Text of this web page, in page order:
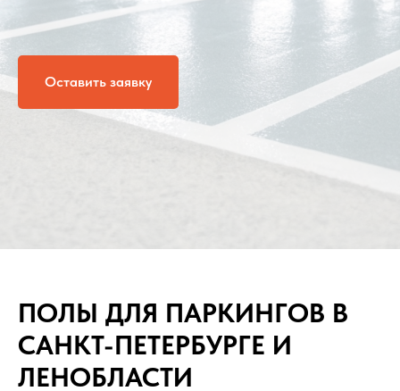
Оставить заявку
ПОЛЫ ДЛЯ ПАРКИНГОВ В
САНКТ-ПЕТЕРБУРГЕ И
ЛЕНОБЛАСТИ